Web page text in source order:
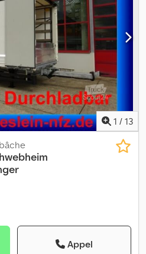
aucun, Équipement:ABS,
d'arrimage, ridelles de 500 mm,
et modifications réservées, photos
sous: !, Plus de détails: !
1 / 13
Appel